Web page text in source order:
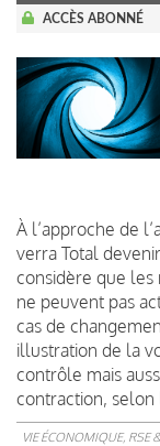
ACCÈS ABONNÉ
À l’approche de
verra Total
considère que les
ne peuvent pas
cas de
illustration de la
contrôle mais
contraction, selon
VIE ÉCONOMIQUE, RSE